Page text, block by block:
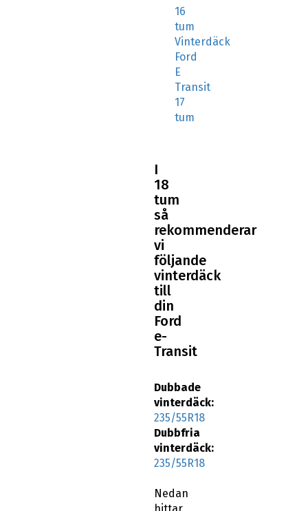
tum
Vinterdäck
Ford
E
Transit
17
tum
18
tum
så
rekommenderar
vi
följande
vinterdäck
till
din
Ford
e-
Transit
vinterdäck:
235/55R18
Dubbfria
vinterdäck:
235/55R18
hittar
du